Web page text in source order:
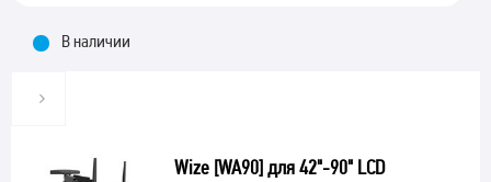
В наличии
Wize [WA90] для 42"-90" LCD